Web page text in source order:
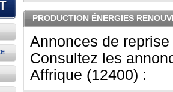
RECHERCHER UNE
ANNONCE
PRODUCTION ÉNERGIES
Annonces de
Consultez les
Affrique (12400) :